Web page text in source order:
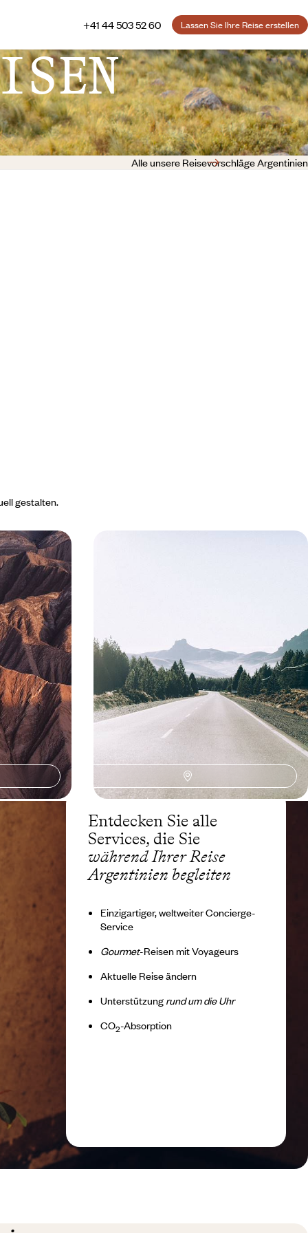
+41 44 503 52 60 Lassen Sie Ihre Reise erstellen
Alle unsere Reisevorschläge Argentinien
gestalten.
durch
chilenische
bleibende
18 Tage, von CHF 7500 bis CHF 11200
Entdecken Sie alle
Services, die Sie
während Ihrer Reise
Argentinien begleiten
Einzigartiger, weltweiter Concierge-
Service
Gourmet-Reisen mit Voyageurs
Aktuelle Reise ändern
Unterstützung rund um die Uhr
CO2-Absorption